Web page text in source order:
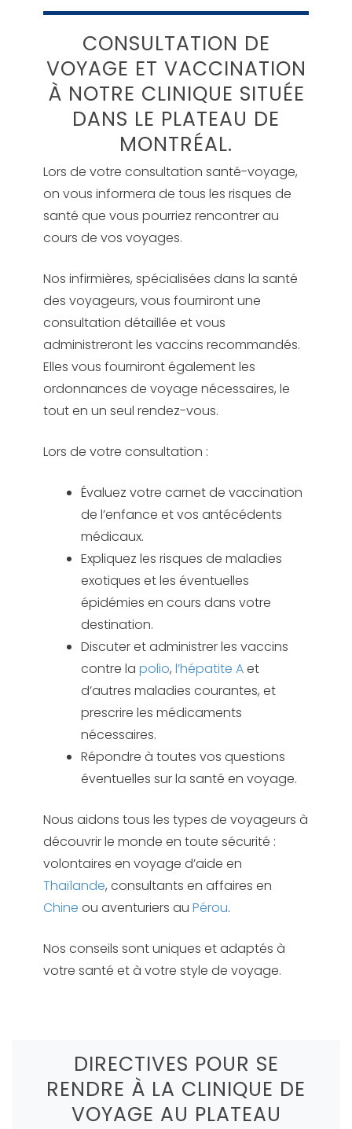
CONSULTATION DE
VOYAGE ET VACCINATION
À NOTRE CLINIQUE SITUÉE
DANS LE PLATEAU DE
MONTRÉAL.
Lors de votre consultation santé-voyage,
on vous informera de tous les risques de
santé que vous pourriez rencontrer au
cours de vos voyages.
Nos infirmières, spécialisées dans la santé
des voyageurs, vous fourniront une
consultation détaillée et vous
administreront les vaccins recommandés.
Elles vous fourniront également les
ordonnances de voyage nécessaires, le
tout en un seul rendez-vous.
Lors de votre consultation :
Évaluez votre carnet de vaccination
de l’enfance et vos antécédents
médicaux.
Expliquez les risques de maladies
exotiques et les éventuelles
épidémies en cours dans votre
destination.
Discuter et administrer les vaccins
contre la polio, l’hépatite Aet
d’autres maladies courantes, et
prescrire les médicaments
nécessaires.
Répondre à toutes vos questions
éventuelles sur la santé en voyage.
Nous aidons tous les types de voyageurs à
découvrir le monde en toute sécurité :
volontaires en voyage d’aide en
Thaïlande, consultants en affaires en
Chine ou aventuriers au Pérou.
Nos conseils sont uniques et adaptés à
votre santé et à votre style de voyage.
DIRECTIVES POUR SE
RENDRE À LA CLINIQUE DE
VOYAGE AU PLATEAU